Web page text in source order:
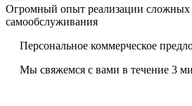
Огромный опыт реализации сложных
самообслуживания
Персональное коммерческое
Мы свяжемся с вами в течение 3